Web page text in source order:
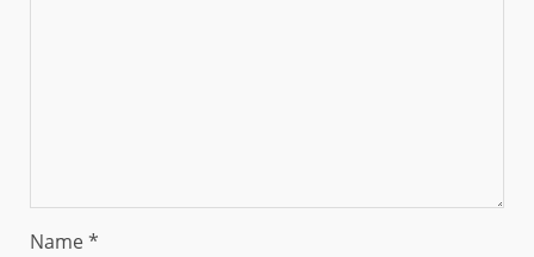
Name*